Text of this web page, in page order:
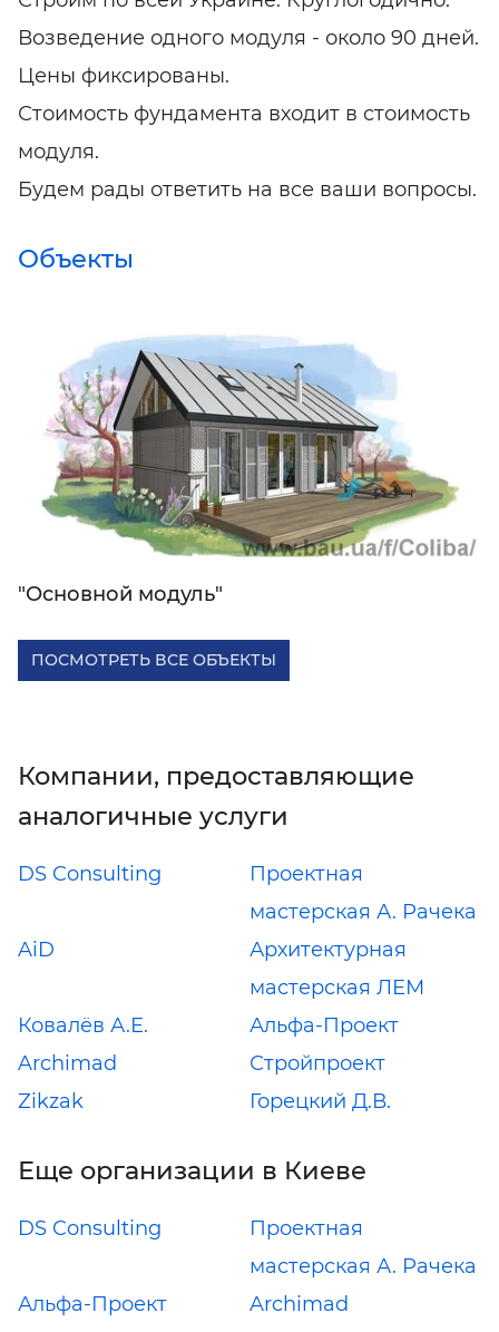
Возведение одного модуля - около 90 дней.
Цены фиксированы.
Стоимость фундамента входит в стоимость
модуля.
Будем рады ответить на все ваши вопросы.
Объекты
"Основной модуль"
ПОСМОТРЕТЬ ВСЕ ОБЪЕКТЫ
Компании, предоставляющие
аналогичные услуги
DS Consulting
Проектная
мастерская А. Рачека
AiD
Архитектурная
мастерская ЛЕМ
Ковалёв А.Е.
Альфа-Проект
Archimad
Стройпроект
Zikzak
Горецкий Д.В.
Еще организации в Киеве
DS Consulting
Проектная
мастерская А. Рачека
Альфа-Проект
Archimad